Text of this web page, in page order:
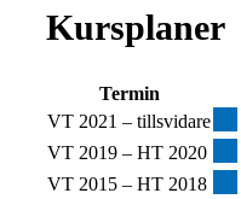
Kursplaner
Termin
VT 2021 – tillsvidare
VT 2019 – HT 2020
VT 2015 – HT 2018